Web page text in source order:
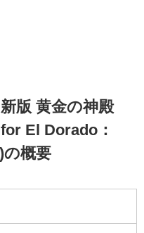
版 黄金の神殿
El Dorado：
の概要